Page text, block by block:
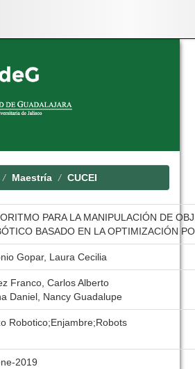
Maestría CUCEI
PARA LA MANIPULACIÓN DE
BASADO EN LA OPTIMIZACIÓN
Gopar, Laura Cecilia
Franco, Carlos Alberto
Daniel, Nancy Guadalupe
Robotico;Enjambre;Robots
2019